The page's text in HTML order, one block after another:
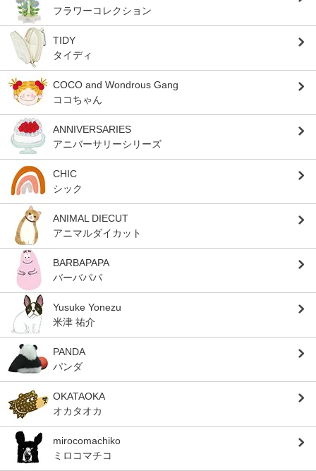
フラワーコレクション
TIDY
タイディ
COCO and Wondrous Gang
ココちゃん
ANNIVERSARIES
アニバーサリーシリーズ
CHIC
シック
ANIMAL DIECUT
アニマルダイカット
BARBAPAPA
バーバパパ
Yusuke Yonezu
米津 祐介
PANDA
パンダ
OKATAOKA
オカタオカ
mirocomachiko
ミロコマチコ